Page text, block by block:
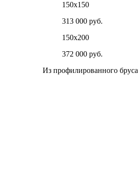
150х150
313 000 руб.
150х200
372 000 руб.
Из профилированного бруса